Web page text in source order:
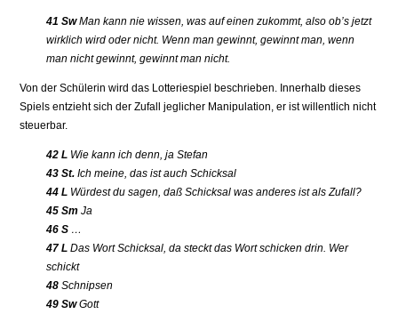
41 SwMan kann nie wissen, was auf einen zukommt, also ob’s jetzt
wirklich wird oder nicht. Wenn man gewinnt, gewinnt man, wenn
man nicht gewinnt, gewinnt man nicht.
Von der Schülerin wird das Lotteriespiel beschrieben. Innerhalb dieses
Spiels entzieht sich der Zufall jeglicher Manipulation, er ist willentlich nicht
steuerbar.
42 L Wie kann ich denn, ja Stefan
43 St. Ich meine, das ist auch Schicksal
44 L Würdest du sagen, daß Schicksal was anderes ist als Zufall?
45 Sm Ja
46 S …
47 L Das Wort Schicksal, da steckt das Wort schicken drin. Wer
schickt
48 Schnipsen
49 SwGott